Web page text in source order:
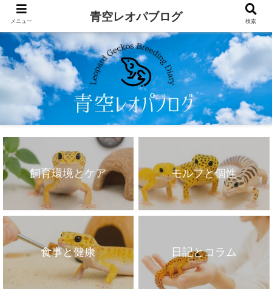
飼育環境とケア モルフと個性
食事と健康 日記とコラム
メニュー 青空レオパブログ 検索